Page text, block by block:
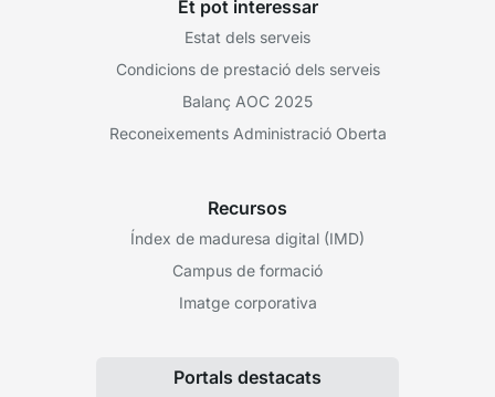
Et pot interessar
Estat dels serveis
Condicions de prestació dels serveis
Balanç AOC 2025
Reconeixements Administració Oberta
Recursos
Índex de maduresa digital (IMD)
Campus de formació
Imatge corporativa
Portals destacats